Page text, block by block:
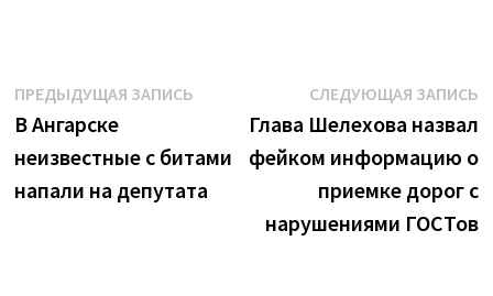
Навигация
по
записям
ПРЕДЫДУЩАЯ ЗАПИСЬПредыдущая
запись:
В Ангарске
неизвестные с битами
напали на депутата
СЛЕДУЮЩАЯ ЗАПИСЬ
Глава Шелехова назвал
фейком информацию о
приемке дорог с
нарушениями ГОСТов